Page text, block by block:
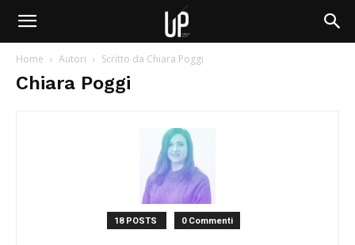
Home Autori Scritto da Chiara Poggi
Chiara Poggi
18 POSTS 0 Commenti